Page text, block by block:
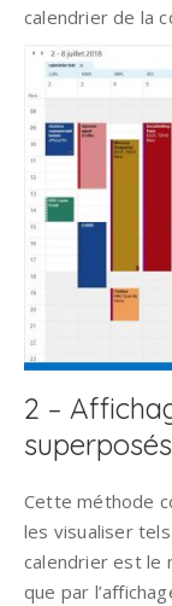
calendrier de la
2 –
Cette méthode
les visualiser
calendrier est le
que par